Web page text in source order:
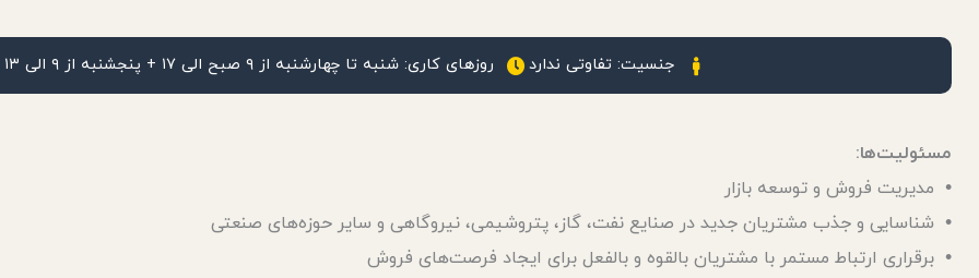
جنسیت: تفاوتی ندارد روزهای کاری: شنبه تا چهارشنبه از ۹ صبح الی ۱۷ + پنجشنبه از ۹ الی ۱۳
مسئولیت‌ها:
• مدیریت فروش و توسعه بازار
• شناسایی و جذب مشتریان جدید در صنایع نفت، گاز، پتروشیمی، نیروگاهی و سایر حوزه‌های صنعتی
• برقراری ارتباط مستمر با مشتریان بالقوه و بالفعل برای ایجاد فرصت‌های فروش